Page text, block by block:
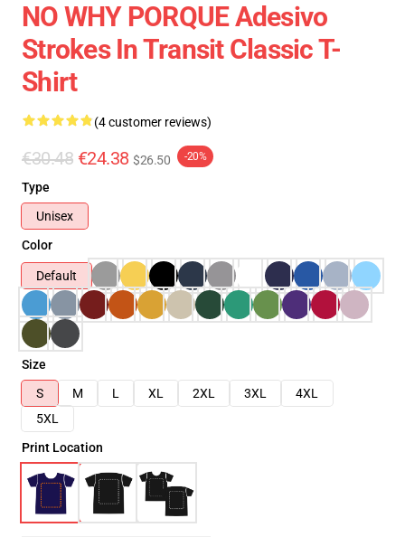
NO WHY PORQUE Adesivo
Strokes In Transit Classic T-
Shirt
(4 customer reviews)
€30.48 €24.38 $26.50 -20%
Type
Unisex
Color
Default
Size
S
M L XL 2XL 3XL
4XL
5XL
Print Location